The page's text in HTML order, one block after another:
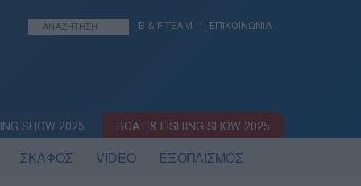
B & F TEAM ΕΠΙΚΟΙΝΩΝΙΑ
SHOW 2025 BOAT & FISHING SHOW 2025
ΣΚΑΦΟΣ VIDEO ΕΞΟΠΛΙΣΜΟΣ